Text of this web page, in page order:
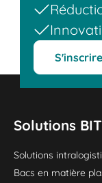
Solutions
Solutions
Bacs en matière